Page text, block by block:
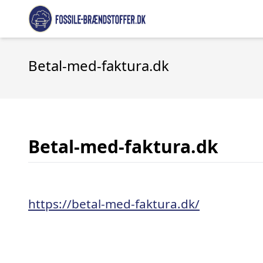
Betal-med-faktura.dk
Betal-med-faktura.dk
https://betal-med-faktura.dk/